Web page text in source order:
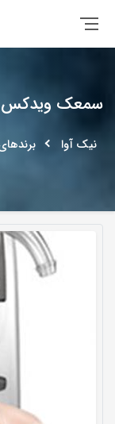
سمعک ویدکس Unique
نیک آوا